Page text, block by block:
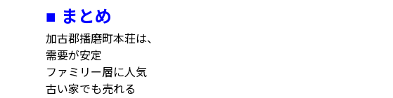
■ まとめ
加古郡播磨町本荘は、
需要が安定
ファミリー層に人気
古い家でも売れる